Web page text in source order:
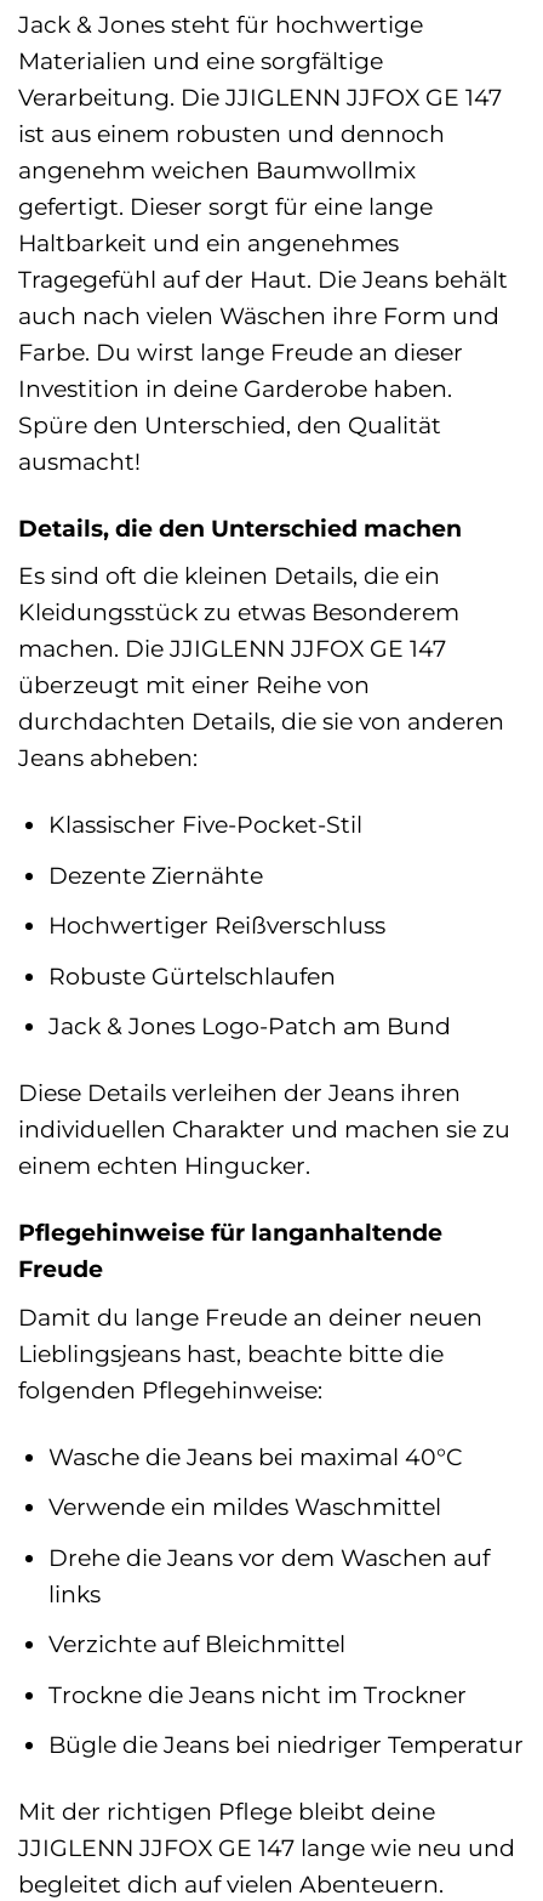
Jack & Jones steht für hochwertige
Materialien und eine sorgfältige
Verarbeitung. Die JJIGLENN JJFOX GE 147
ist aus einem robusten und dennoch
angenehm weichen Baumwollmix
gefertigt. Dieser sorgt für eine lange
Haltbarkeit und ein angenehmes
Tragegefühl auf der Haut. Die Jeans behält
auch nach vielen Wäschen ihre Form und
Farbe. Du wirst lange Freude an dieser
Investition in deine Garderobe haben.
Spüre den Unterschied, den Qualität
ausmacht!
Details, die den Unterschied machen
Es sind oft die kleinen Details, die ein
Kleidungsstück zu etwas Besonderem
machen. Die JJIGLENN JJFOX GE 147
überzeugt mit einer Reihe von
durchdachten Details, die sie von anderen
Jeans abheben:
Klassischer Five-Pocket-Stil
Dezente Ziernähte
Hochwertiger Reißverschluss
Robuste Gürtelschlaufen
Jack & Jones Logo-Patch am Bund
Diese Details verleihen der Jeans ihren
individuellen Charakter und machen sie zu
einem echten Hingucker.
Pflegehinweise für langanhaltende
Freude
Damit du lange Freude an deiner neuen
Lieblingsjeans hast, beachte bitte die
folgenden Pflegehinweise:
Wasche die Jeans bei maximal 40°C
Verwende ein mildes Waschmittel
Drehe die Jeans vor dem Waschen auf
links
Verzichte auf Bleichmittel
Trockne die Jeans nicht im Trockner
Bügle die Jeans bei niedriger Temperatur
Mit der richtigen Pflege bleibt deine
JJIGLENN JJFOX GE 147 lange wie neu und
begleitet dich auf vielen Abenteuern.